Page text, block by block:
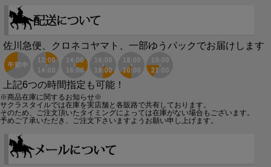
佐川急便、クロネコヤマト、一部ゆうパックでお届けします
上記6つの時間指定も可能！
※商品在庫に関するお知らせ※
サクラスタイルでは在庫を実店舗と各販路で共有しております。
そのため、ご注文頂いたタイミングによっては在庫がない場合もございます。
予めご了承いただき、ご注文下さいますようお願い申し上げます。